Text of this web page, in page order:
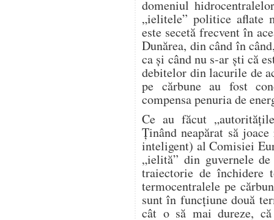
domeniul
„ielitele” politice aflate
este secetă frecvent în
Dunărea, din când în
ca și când nu s-ar ști că
debitelor din lacurile de
pe cărbune au fost
compensa penuria de
Ce au făcut
Ținând neapărat să
inteligent) al Comisiei
„ielită” din guvernele
traiectorie de închidere
termocentralele pe
sunt în funcțiune două
cât o să mai dureze,